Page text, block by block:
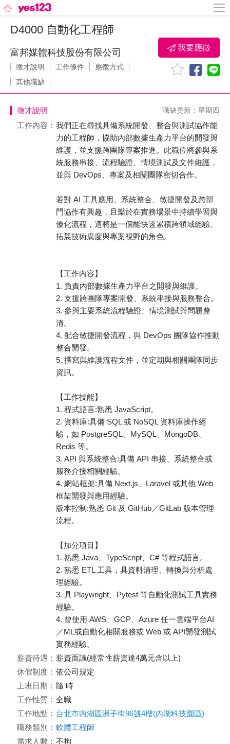
D4000 自動化工程師
富邦媒體科技股份有限公司
徵才說明 工作條件
應徵方式
其他職缺
我要應徵
徵才說明 職缺更新：星期四
工作內容： 我們正在尋找具備系統開發、整合與測試協作能
力的工程師，協助內部數據生產力平台的開發與
維護，並支援跨團隊專案推進。此職位將參與系
統服務串接、流程驗證、情境測試及文件維護，
並與 DevOps、專案及相關團隊密切合作。
若對 AI 工具應用、系統整合、敏捷開發及跨部
門協作有興趣，且樂於在實務場景中持續學習與
優化流程，這將是一個能快速累積跨領域經驗、
拓展技術廣度與專案視野的角色。
【工作內容】
1. 負責內部數據生產力平台之開發與維護。
2. 支援跨團隊專案開發、系統串接與服務整合。
3. 參與主要系統流程驗證、情境測試與問題釐
清。
4. 配合敏捷開發流程，與 DevOps 團隊協作推動
整合開發。
5. 撰寫與維護流程文件，並定期與相關團隊同步
資訊。
【工作技能】
1. 程式語言:熟悉 JavaScript。
2. 資料庫:具備 SQL 或 NoSQL 資料庫操作經
驗，如 PostgreSQL、MySQL、MongoDB、
Redis 等。
3. API 與系統整合:具備 API 串接、系統整合或
服務介接相關經驗。
4. 網站框架:具備 Next.js、Laravel 或其他 Web
框架開發與應用經驗。
版本控制:熟悉 Git 及 GitHub／GitLab 版本管理
流程。
【加分項目】
1. 熟悉 Java、TypeScript、C# 等程式語言。
2. 熟悉 ETL 工具，具資料清理、轉換與分析處
理經驗。
3. 具 Playwright、Pytest 等自動化測試工具實務
經驗。
4. 曾使用 AWS、GCP、Azure 任一雲端平台AI
／ML或自動化相關服務或 Web 或 API開發測試
實務經驗。
薪資待遇： 薪資面議(經常性薪資達4萬元含以上)
休假制度： 依公司規定
上班日期： 隨 時
工作性質： 全職
工作地點： 台北市內湖區洲子街96號4樓(內湖科技園區)
職務類別： 軟體工程師
需求人數： 不拘